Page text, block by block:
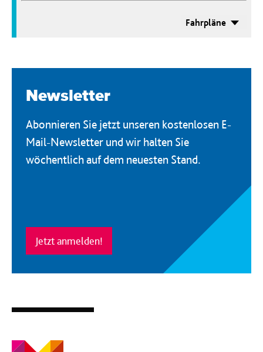
Fahrpläne
Newsletter
Abonnieren Sie jetzt unseren kostenlosen E-
Mail-Newsletter und wir halten Sie
wöchentlich auf dem neuesten Stand.
Jetzt anmelden!